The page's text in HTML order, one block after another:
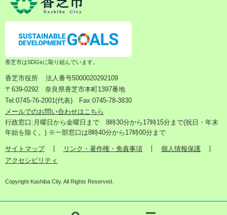
香芝市はSDGsに取り組んでいます。
香芝市役所
法人番号5000020292109
〒639-0292 奈良県香芝市本町1397番地
Tel:0745-76-2001(代表) Fax:0745-78-3830
メールでのお問い合わせはこちら
行政窓口:月曜日から金曜日まで 8時30分から17時15分まで(祝日・年末
年始を除く。) ※一部窓口は8時40分から17時00分まで
サイトマップ リンク・著作権・免責事項
個人情報保護
アクセシビリティ
Copyright Kashiba City. All Rights Reserved.